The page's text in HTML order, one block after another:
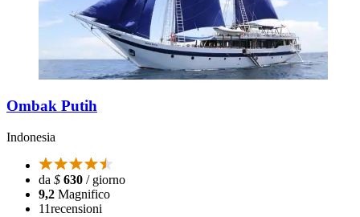
Ombak Putih
Indonesia
da $ 630 / giorno
9,2 Magnifico
11recensioni